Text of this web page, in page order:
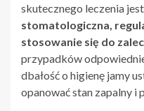
skutecznego leczenia jest
stomatologiczna,
stosowanie się do
przypadków
dbałość o higienę jamy
opanować stan zapalny